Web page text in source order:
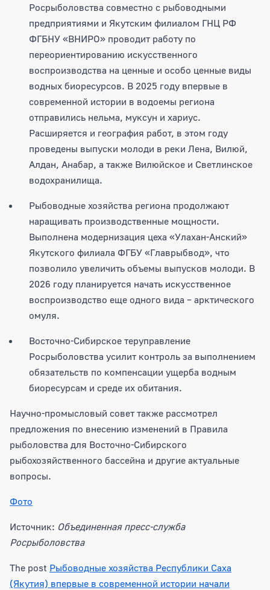
Росрыболовства совместно с рыбоводными
предприятиями и Якутским филиалом ГНЦ РФ
ФГБНУ «ВНИРО» проводит работу по
переориентированию искусственного
воспроизводства на ценные и особо ценные виды
водных биоресурсов. В 2025 году впервые в
современной истории в водоемы региона
отправились нельма, муксун и хариус.
Расширяется и география работ, в этом году
проведены выпуски молоди в реки Лена, Вилюй,
Алдан, Анабар, а также Вилюйское и Светлинское
водохранилища.
Рыбоводные хозяйства региона продолжают
наращивать производственные мощности.
Выполнена модернизация цеха «Улахан-Анский»
Якутского филиала ФГБУ «Главрыбвод», что
позволило увеличить объемы выпусков молоди. В
2026 году планируется начать искусственное
воспроизводство еще одного вида – арктического
омуля.
Восточно-Сибирское теруправление
Росрыболовства усилит контроль за выполнением
обязательств по компенсации ущерба водным
биоресурсам и среде их обитания.
Научно-промысловый совет также рассмотрел
предложения по внесению изменений в Правила
рыболовства для Восточно-Сибирского
рыбохозяйственного бассейна и другие актуальные
вопросы.
Фото
Источник: Объединенная пресс-служба
Росрыболовства
The post Рыбоводные хозяйства Республики Саха
(Якутия) впервые в современной истории начали